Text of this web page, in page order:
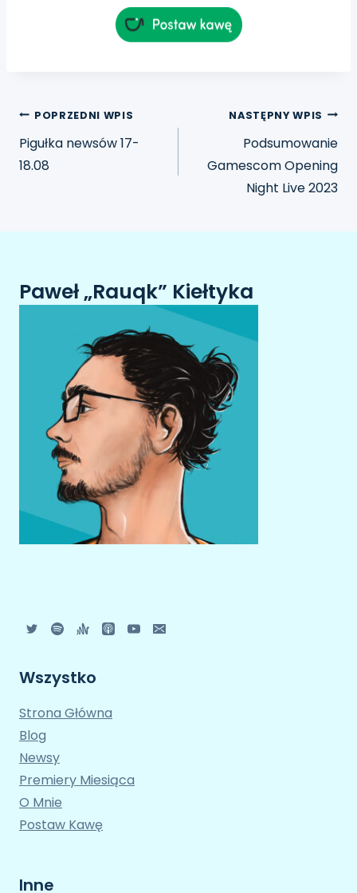
POPRZEDNI WPIS
Pigułka newsów 17-
18.08
NASTĘPNY WPIS
Podsumowanie
Gamescom Opening
Night Live 2023
Paweł „Rauqk” Kiełtyka
Wszystko
Strona Główna
Blog
Newsy
Premiery Miesiąca
O Mnie
Postaw Kawę
Inne